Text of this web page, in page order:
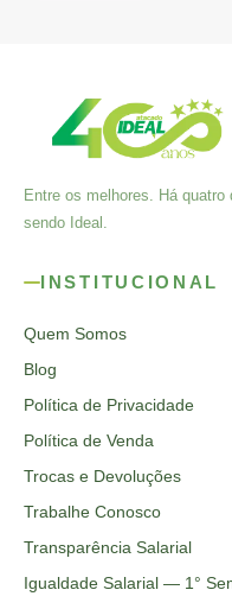
Entre os melhores. Há quatro
sendo Ideal.
INSTITUCIONAL
Quem Somos
Blog
Política de Privacidade
Política de Venda
Trocas e Devoluções
Trabalhe Conosco
Transparência Salarial
Igualdade Salarial — 1°